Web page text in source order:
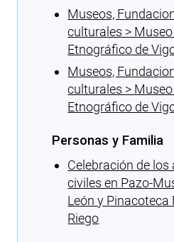
Museos,
culturales >
Etnográfico de
Museos,
culturales >
Etnográfico de
Personas y Familia
Celebración de
civiles en Pazo-
León y Pinacoteca
Riego